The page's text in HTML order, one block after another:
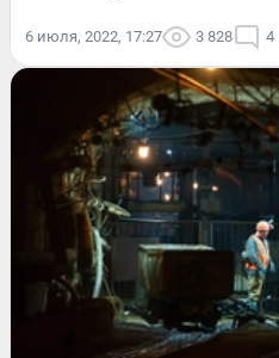
6 июля, 2022, 17:27 3 828 4